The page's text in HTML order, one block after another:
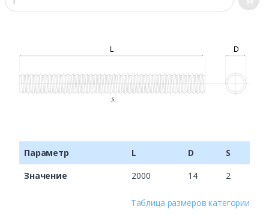
Параметр L D
S
Значение
2000 14 2
Таблица размеров категории